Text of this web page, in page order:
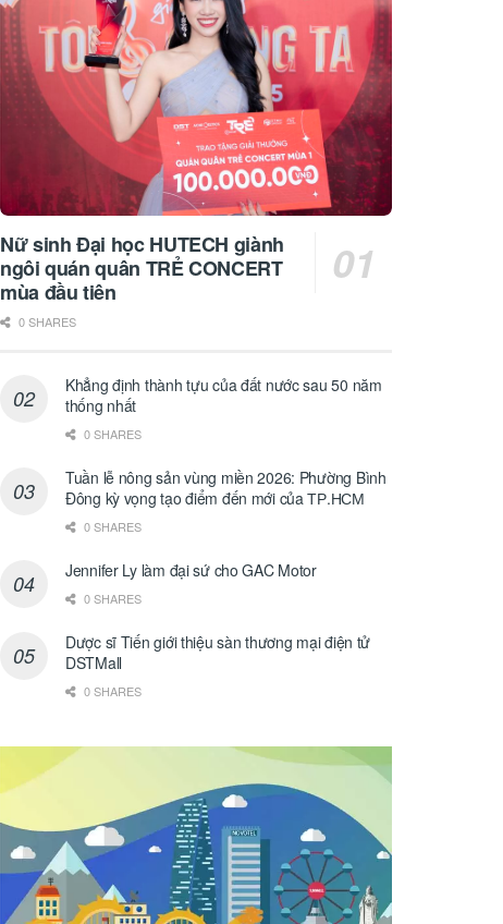
Nữ sinh Đại học HUTECH giành
ngôi quán quân TRẺ CONCERT
mùa đầu tiên
0 SHARES
Khẳng định thành tựu của đất nước sau 50 năm
thống nhất
0 SHARES
Tuần lễ nông sản vùng miền 2026: Phường Bình
Đông kỳ vọng tạo điểm đến mới của ТР.НСМ
0 SHARES
Jennifer Ly làm đại sứ cho GAC Motor
0 SHARES
Dược sĩ Tiến giới thiệu sàn thương mại điện tử
DSTMall
0 SHARES